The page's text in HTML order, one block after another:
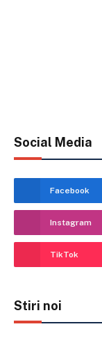
Social Media
Facebook
Instagram
TikTok
Stiri noi